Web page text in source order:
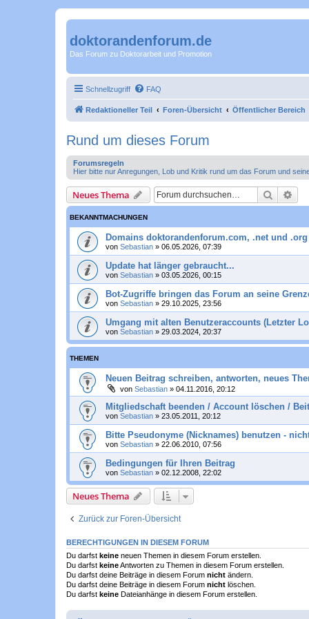
doktorandenforum.de
Das Forum zu Doktorarbeit und Promotion
Schnellzugriff FAQ
Redaktioneller Teil Foren-Übersicht Öffentlicher Bereich
Rund um dieses Forum
Forumsregeln
Hier bitte nur Anregungen, Lob und Kritik rund um das Forum und
Neues Thema Suche
BEKANNTMACHUNGEN
Domains doktorandenforum.com, .net und
von Sebastian » 06.05.2026, 07:39
Update hat länger gebraucht...
von Sebastian » 03.05.2026, 00:15
Bot-Zugriffe bringen das Forum an seine
von Sebastian » 29.10.2025, 23:56
Umgang mit alten Benutzeraccounts (Letzter
von Sebastian » 29.03.2024, 20:37
THEMEN
Neuen Beitrag schreiben, antworten, neues
von Sebastian » 04.11.2016, 20:12
Mitgliedschaft beenden / Account löschen /
von Sebastian » 23.05.2011, 20:12
Bitte Pseudonyme (Nicknames) benutzen -
von Sebastian » 22.06.2010, 07:56
Bedingungen für Ihren Beitrag
von Sebastian » 02.12.2008, 22:02
Neues Thema
Zurück zur Foren-Übersicht
BERECHTIGUNGEN IN DIESEM FORUM
Du darfst keine neuen Themen in diesem Forum erstellen.
Du darfst keineAntworten zu Themen in diesem Forum erstellen.
Du darfst deine Beiträge in diesem Forum nicht ändern.
Du darfst deine Beiträge in diesem Forum nicht löschen.
Du darfst keine Dateianhänge in diesem Forum erstellen.